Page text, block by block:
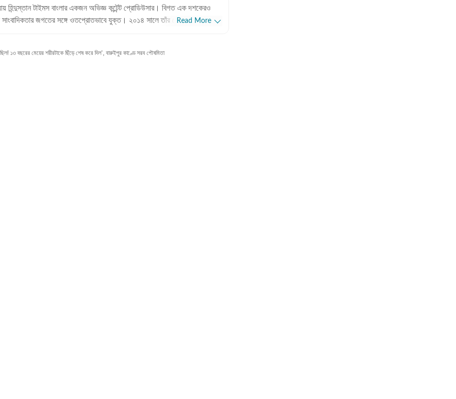
হিন্দুস্তান টাইমস বাংলার একজন অভিজ্ঞ কন্টেন্ট প্রোডিউসার। বিগত এক দশকেরও
সাংবাদিকতার জগতের সঙ্গে ওতপ্রোতভাবে যুক্ত। ২০১৪ সালে তাঁর পেশাদার জীবন শুরু
প্রিয়াঙ্কা প্রথম ৫ বছর টেলিভিশন বা অডিও-ভিস্যুয়াল মাধ্যমে কাজ করেছেন। ২০১৯
Read More
১৩ বছরের মেয়ের শরীরটাকে ছিঁড়ে শেষ করে দিল’, বারুইপুর কাণ্ডে সরব পৌষমিতা